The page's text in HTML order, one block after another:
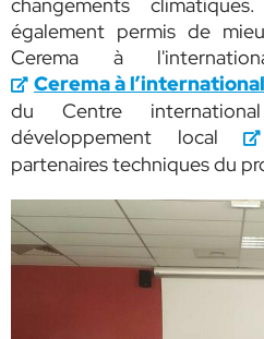
également permis de
Cerema à
Cerema à l’international
du Centre
développement local
partenaires techniques du